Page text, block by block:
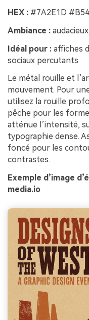
HEX : #7A2E1D
Ambiance :
Idéal pour : affiches
sociaux percutants
Le métal rouille et
mouvement. Pour
utilisez la rouille
pêche pour les
atténue l’intensité,
typographie dense.
foncé pour les
contrastes.
Exemple d’image
media.io